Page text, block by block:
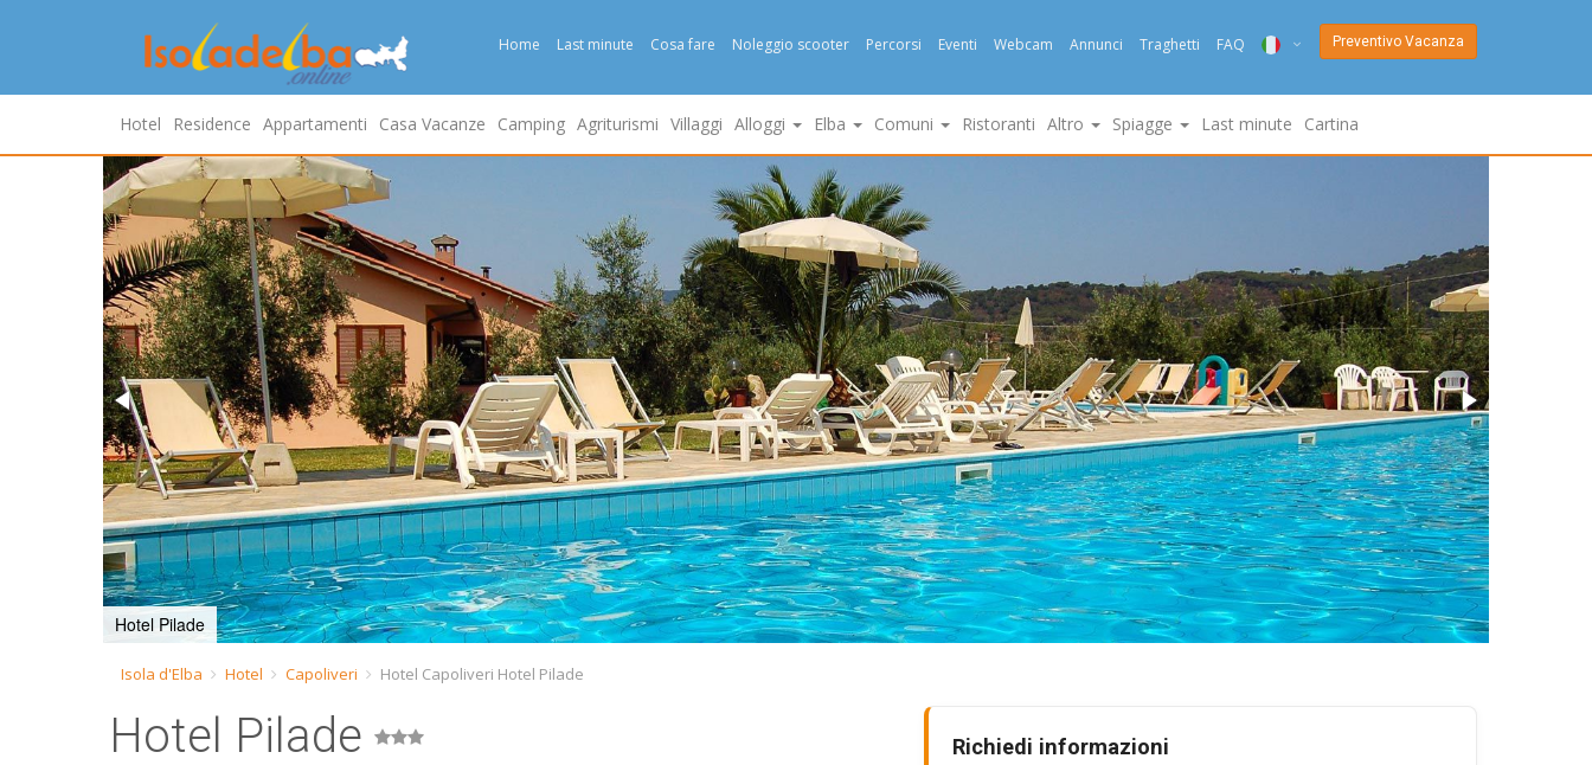
Home Last minute Cosa fare Noleggio scooter Percorsi Eventi Webcam Annunci Traghetti FAQ
ENG
FRA
PYC
DAN
ESP
SLO
Preventivo Vacanza
Hotel Residence Appartamenti Casa Vacanze Camping Agriturismi Villaggi Alloggi Elba Comuni Ristoranti Altro Spiagge Last minute Cartina
Hotel Pilade
Isola d'Elba Hotel Capoliveri Hotel Capoliveri Hotel Pilade
Hotel Pilade Richiedi informazioni